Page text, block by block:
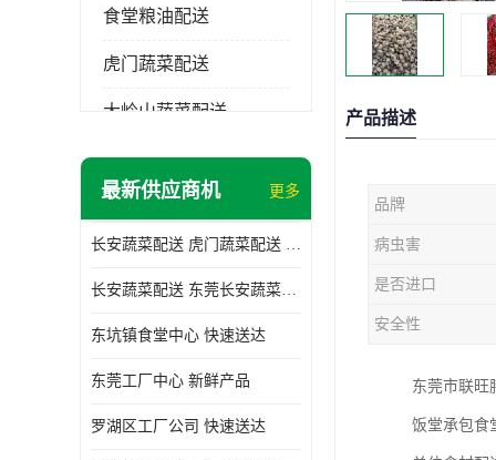
食堂粮油配送
虎门蔬菜配送
大岭山蔬菜配送
长安蔬菜配送
最新供应商机 更多
长安蔬菜配送 虎门蔬菜配送 厚街蔬菜配送 大朗蔬菜配送
长安蔬菜配送 东莞长安蔬菜配送哪家好
东坑镇食堂中心 快速送达
东莞工厂中心 新鲜产品
罗湖区工厂公司 快速送达
产品描述
品牌
病虫害
是否进口
安全性
东莞市联旺
饭堂承包食